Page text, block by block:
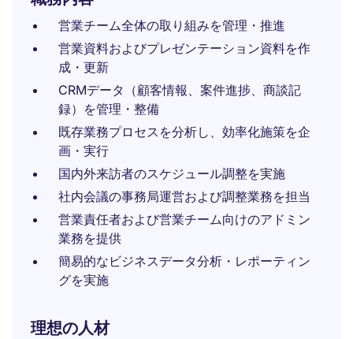
営業チーム全体の取り組みを管理・推進
営業資料およびプレゼンテーション資料を作
成・更新
CRMデータ（顧客情報、案件進捗、商談記
録）を管理・整備
既存業務プロセスを分析し、効率化施策を企
画・実行
国内外来訪者のスケジュール調整を実施
社内会議の事務局運営および調整業務を担当
営業責任者および営業チーム向けのアドミン
業務を提供
簡易的なビジネスデータ分析・レポーティン
グを実施
理想の人材